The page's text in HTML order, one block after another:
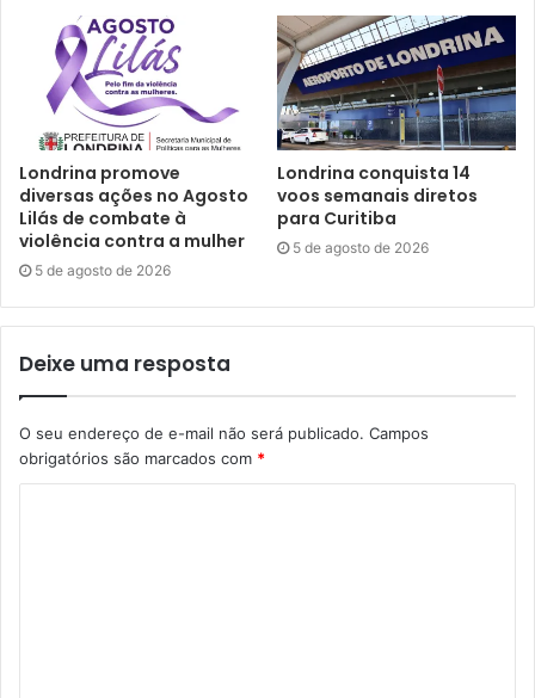
prefeito teve a sensibilidade de fazer do projeto algo
prioritário para as políticas públicas da cidade”, disse
Cavazotti. O secretário garante que as metas agora
continuam ambiciosas. “Vamos tirar do programa todo o
potencial que ele carrega, que ainda é muito maior. Nossa
meta é fazer com que mais de 90% de tudo que a
prefeitura compra seja praticado por empresas daqui”.
Gostei
Londrina promove
diversas ações no Agosto
Lilás de combate à
violência contra a mulher
5 de agosto de 2026
Londrina conquista 14
voos semanais diretos
para Curitiba
5 de agosto de 2026
Deixe uma resposta
O seu endereço de e-mail não será publicado. Campos
obrigatórios são marcados com *